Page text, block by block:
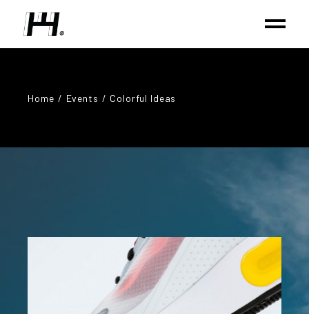
Home Events Colorful Ideas